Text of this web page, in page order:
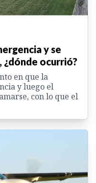
y se
ocurrió?
en que la
y luego el
con lo que el